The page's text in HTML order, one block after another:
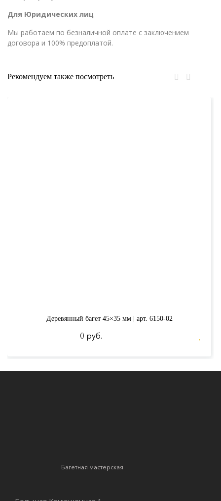
Для Юридических лиц
Мы работаем по безналичной оплате с заключением
договора и 100% предоплатой.
Рекомендуем также посмотреть
Деревянный багет 45×35 мм | арт. 6150-02
0 руб.
Багетная мастерская